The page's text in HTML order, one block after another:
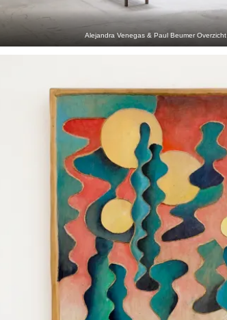
Alejandra Venegas & Paul Beumer Overzicht